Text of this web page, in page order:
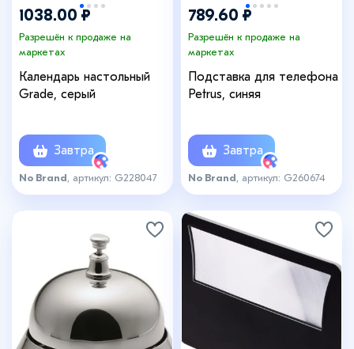
1038.00 ₽
Разрешён к продаже на
маркетах
Календарь настольный
Grade, серый
Завтра
No Brand , артикул: G228047
789.60 ₽
Разрешён к продаже на
маркетах
Подставка для телефона
Petrus, синяя
Завтра
No Brand , артикул: G260674